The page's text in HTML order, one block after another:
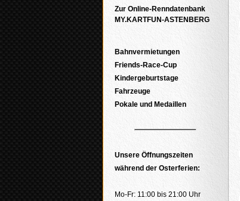
Zur Online-Renndatenbank
MY.KARTFUN-ASTENBERG
Bahnvermietungen
Friends-Race-Cup
Kindergeburtstage
Fahrzeuge
Pokale und Medaillen
Unsere Öffnungszeiten
während der Osterferien:
Mo-Fr: 11:00 bis 21:00 Uhr